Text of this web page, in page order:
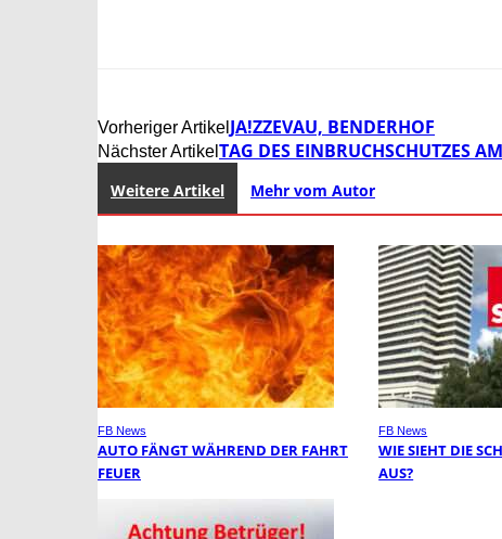
Vorheriger Artikel JA!ZZEVAU, BENDERHOF
Nächster Artikel TAG DES EINBRUCHSCHUTZES
Weitere Artikel Mehr vom Autor
FB News
AUTO FÄNGT WÄHREND DER FAHRT
FEUER
FB News
WIE SIEHT DIE
AUS?